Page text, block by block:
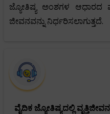
ಜ್ಯೋತಿಷ್ಯ ಅಂಶಗಳ ಆಧಾರದ
ಜೀವನವನ್ನು ನಿರ್ಧರಿಸಲಾಗುತ್ತದೆ.
ವೈದಿಕ ಜ್ಯೋತಿಷ್ಯದಲ್ಲಿ